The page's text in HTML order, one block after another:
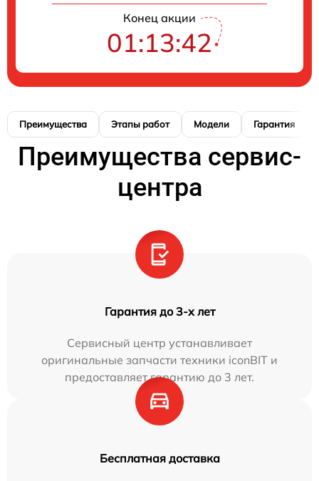
Конец акции
01:13:41
Преимущества Этапы работ Модели Гарантия
Преимущества сервис-
центра
Гарантия до 3-х лет
Сервисный центр устанавливает
оригинальные запчасти техники iconBIT и
предоставляет гарантию до 3 лет.
Бесплатная доставка